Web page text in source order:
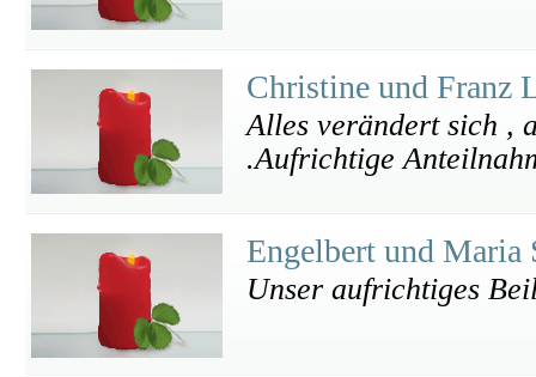
Christine und Franz
Alles verändert sich ,
.Aufrichtige
Engelbert und
Unser aufrichtiges